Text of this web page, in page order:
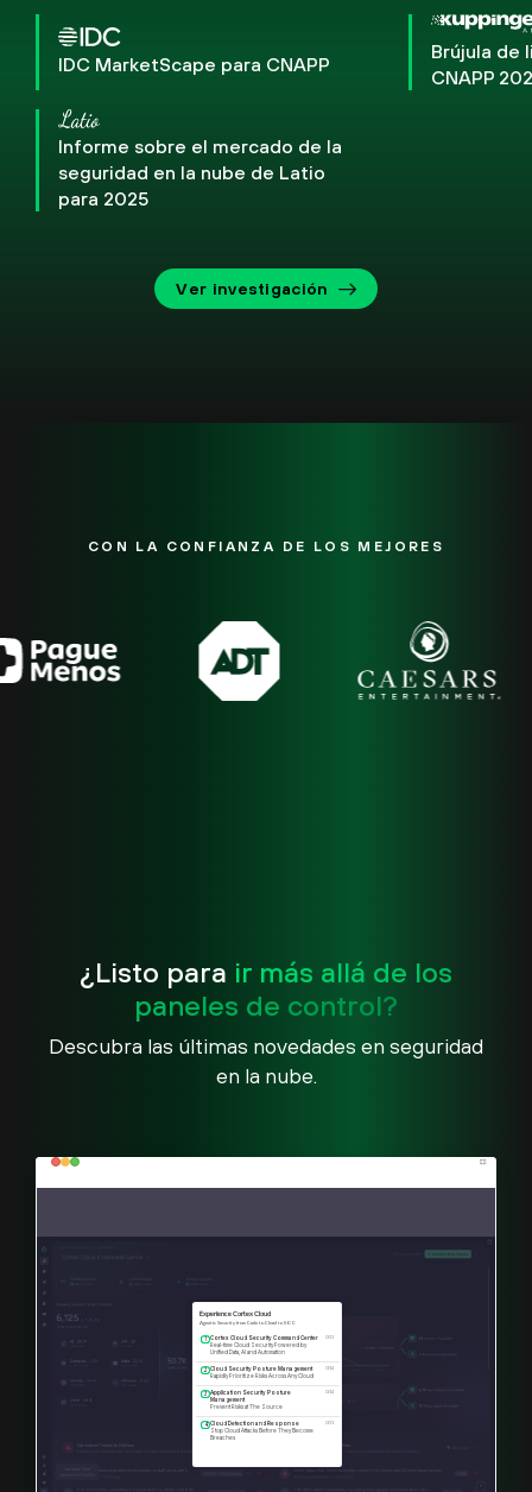
IDC MarketScape para CNAPP
Brújula de
CNAPP
Informe sobre el mercado de la
seguridad en la nube de Latio
para 2025
Ver investigación
CON LA CONFIANZA DE LOS MEJORES
¿Listo para ir más allá de los
paneles de control?
Descubra las últimas novedades en seguridad
en la nube.